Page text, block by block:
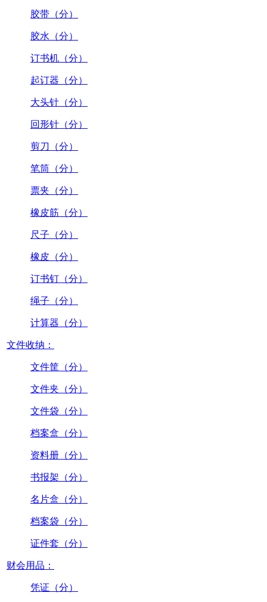
胶带（分）
胶水（分）
订书机（分）
起订器（分）
大头针（分）
回形针（分）
剪刀（分）
笔筒（分）
票夹（分）
橡皮筋（分）
尺子（分）
橡皮（分）
订书钉（分）
绳子（分）
计算器（分）
文件收纳：
文件筐（分）
文件夹（分）
文件袋（分）
档案盒（分）
资料册（分）
书报架（分）
名片盒（分）
档案袋（分）
证件套（分）
财会用品：
凭证（分）